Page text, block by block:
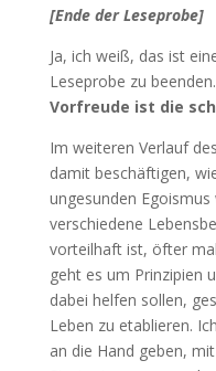
[Ende der Leseprobe]
Ja, ich weiß, das ist
Leseprobe zu beenden.
Vorfreude ist die
Im weiteren Verlauf
damit beschäftigen,
ungesunden
verschiedene
vorteilhaft ist, öfter
geht es um Prinzipien
dabei helfen sollen,
Leben zu etablieren.
an die Hand geben,